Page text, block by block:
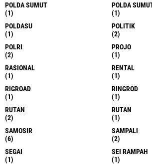
POLDA SUMUT
(1)
POLDA
(1)
POLDASU
(1)
POLITIK
(2)
POLRI
(2)
PROJO
(1)
RASIONAL
(1)
RENTAL
(1)
RIGROAD
(1)
RINGROD
(1)
RUTAN
(2)
RUTAN
(1)
SAMOSIR
(6)
SAMPALI
(2)
SEGAI
(1)
SEI RAMPAH
(1)